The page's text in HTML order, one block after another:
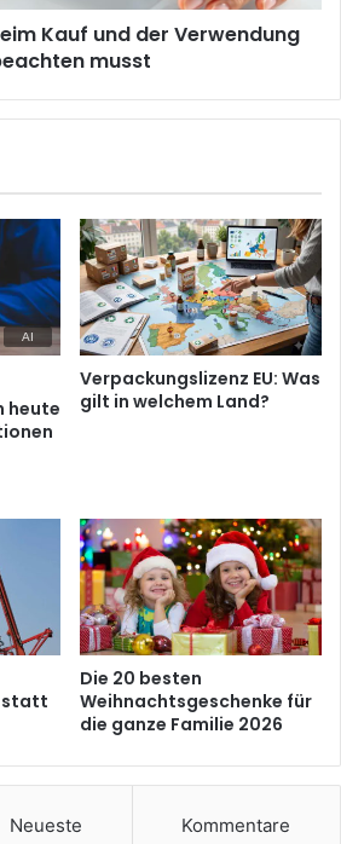
Kauf und der Verwendung
musst
heute
Verpackungslizenz EU: Was
gilt in welchem Land?
statt
Die 20 besten
Weihnachtsgeschenke für
die ganze Familie 2026
Neueste Kommentare